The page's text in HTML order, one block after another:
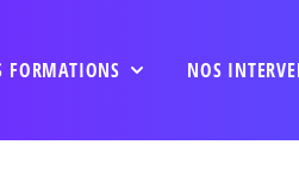
FORMATIONS NOS